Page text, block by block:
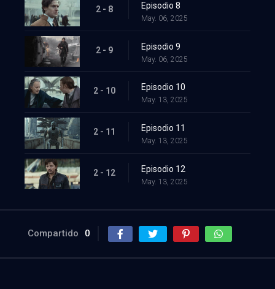
2 - 8 Episodio 8
May. 06, 2025
2 - 9 Episodio 9
May. 06, 2025
2 - 10 Episodio 10
May. 13, 2025
2 - 11 Episodio 11
May. 13, 2025
2 - 12 Episodio 12
May. 13, 2025
Compartido 0